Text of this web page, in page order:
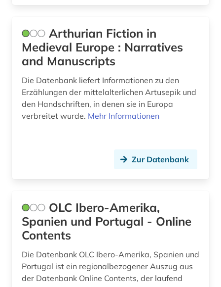
Arthurian Fiction in
Medieval Europe : Narratives
and Manuscripts
Die Datenbank liefert Informationen zu den
Erzählungen der mittelalterlichen Artusepik und
den Handschriften, in denen sie in Europa
verbreitet wurde. Mehr Informationen
Zur Datenbank
OLC Ibero-Amerika,
Spanien und Portugal - Online
Contents
Die Datenbank OLC Ibero-Amerika, Spanien und
Portugal ist ein regionalbezogener Auszug aus
der Datenbank Online Contents, der laufend